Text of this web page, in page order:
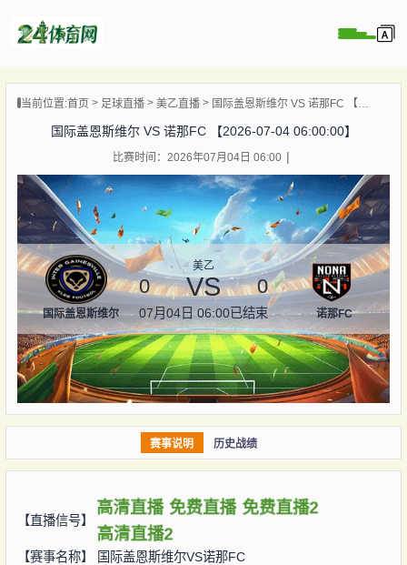
播
播
播
当前位置:首页 足球直播 美乙直播 国际盖恩斯维尔 VS 诺那FC 【2026-07-04 06:00:00】
国际盖恩斯维尔 VS 诺那FC 【2026-07-04 06:00:00】
比赛时间：2026年07月04日 06:00
国际盖恩斯维尔
美乙
0 VS 0
07月04日 06:00已结束 诺那FC
赛事说明 历史战绩
【直播信号】
高清直播 免费直播 免费直播2
高清直播2
【赛事名称】
国际盖恩斯维尔VS诺那FC